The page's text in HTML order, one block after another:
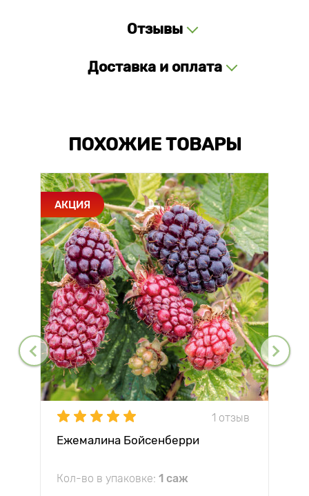
Отзывы
Доставка и оплата
ПОХОЖИЕ ТОВАРЫ
АКЦИЯ
1 отзыв
Ежемалина Бойсенберри
Кол-во в упаковке: 1 саж